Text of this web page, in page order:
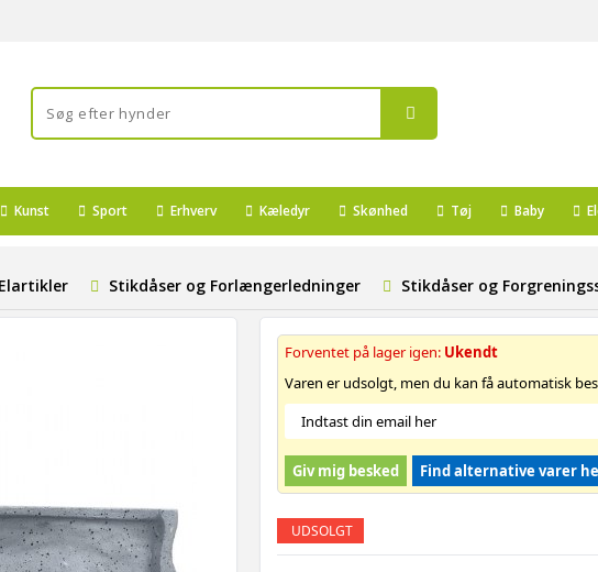
Kunst Sport Erhverv Kæledyr Skønhed Tøj Baby
Elartikler Stikdåser og Forlængerledninger Stikdåser og
Forventet på lager igen: Ukendt
Varen er udsolgt, men du kan få automatisk
Giv mig besked Find alternative varer
UDSOLGT